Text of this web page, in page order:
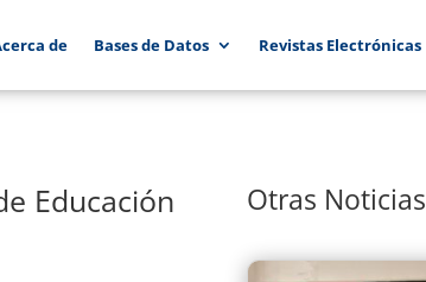
de Bases de Datos Revistas Electrónicas
Educación Otras Noticias